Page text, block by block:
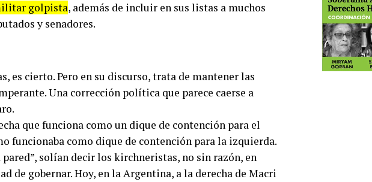
golpista, además de incluir en sus listas a muchos
y senadores.
es cierto. Pero en su discurso, trata de mantener las
Una corrección política que parece caerse a
que funciona como un dique de contención para el
funcionaba como dique de contención para la izquierda.
solían decir los kirchneristas, no sin razón, en
de gobernar. Hoy, en la Argentina, a la derecha de Macri